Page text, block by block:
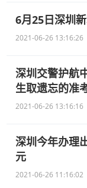
6月25日深圳
2021-06-26 13:16:26
深圳交警护航
生取遗忘的准
2021-06-26 13:16:16
深圳今年办理
元
2021-06-26 11:16:02